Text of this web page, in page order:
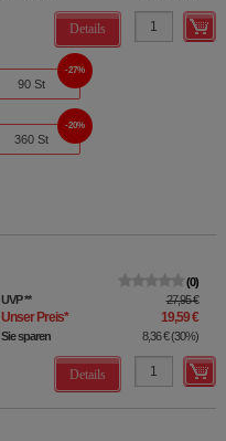
Details
90 St
27%
360 St
20%
0
UVP** 27,95 €
Unser Preis* 19,59 €
Sie sparen 8,36 €(30%)
Details